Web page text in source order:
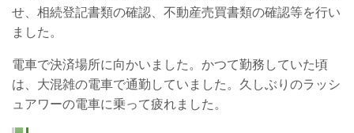
せ、相続登記書類の確認、不動産売買書類の確認等を行い
ました。
電車で決済場所に向かいました。かつて勤務していた頃
は、大混雑の電車で通勤していました。久しぶりのラッシ
ュアワーの電車に乗って疲れました。